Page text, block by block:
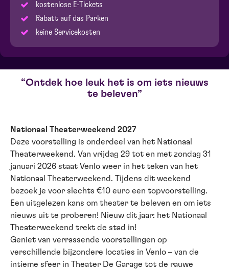
kostenlose E-Tickets
Rabatt auf das Parken
keine Servicekosten
Ontdek hoe leuk het is om iets nieuws
te beleven
Nationaal Theaterweekend 2027
Deze voorstelling is onderdeel van het Nationaal
Theaterweekend. Van vrijdag 29 tot en met zondag 31
januari 2026 staat Venlo weer in het teken van het
Nationaal Theaterweekend. Tijdens dit weekend
bezoek je voor slechts €10 euro een topvoorstelling.
Een uitgelezen kans om theater te beleven en om iets
nieuws uit te proberen! Nieuw dit jaar: het Nationaal
Theaterweekend trekt de stad in!
Geniet van verrassende voorstellingen op
verschillende bijzondere locaties in Venlo – van de
intieme sfeer in Theater De Garage tot de rauwe